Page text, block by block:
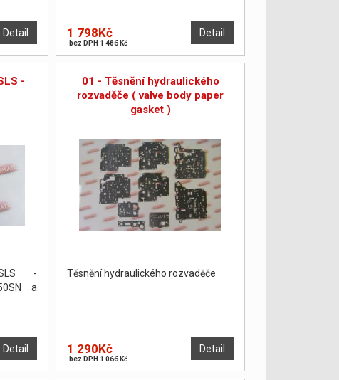
Detail Detail
1 798Kč
bez DPH 1 486 Kč
-
-
a
Detail
01 - Těsnění hydraulického
rozvaděče ( valve body paper
gasket )
Těsnění hydraulického rozvaděče
Detail
1 290Kč
bez DPH 1 066 Kč